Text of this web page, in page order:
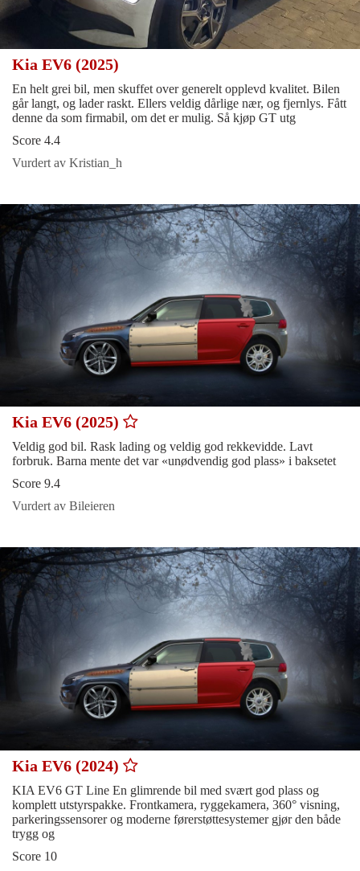
Kia EV6 (2025)
En helt grei bil, men skuffet over generelt opplevd kvalitet. Bilen
går langt, og lader raskt. Ellers veldig dårlige nær, og fjernlys. Fått
denne da som firmabil, om det er mulig. Så kjøp GT utg
Score 4.4
Vurdert av Kristian_h
Kia EV6 (2025)
Veldig god bil. Rask lading og veldig god rekkevidde. Lavt
forbruk. Barna mente det var «unødvendig god plass» i baksetet
Score 9.4
Vurdert av Bileieren
Kia EV6 (2024)
KIA EV6 GT Line En glimrende bil med svært god plass og
komplett utstyrspakke. Frontkamera, ryggekamera, 360° visning,
parkeringssensorer og moderne førerstøttesystemer gjør den både
trygg og
Score 10